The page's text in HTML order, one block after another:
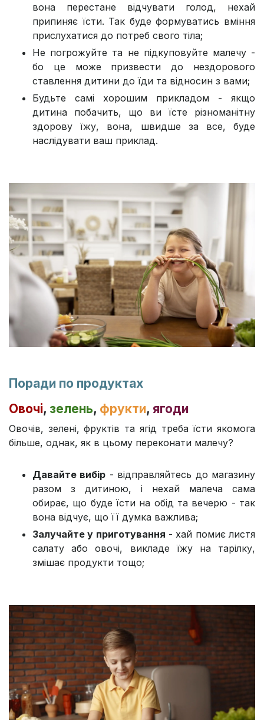
вона перестане відчувати голод, нехай
припиняє їсти. Так буде формуватись вміння
прислухатися до потреб свого тіла;
Не погрожуйте та не підкуповуйте малечу -
бо це може призвести до нездорового
ставлення дитини до їди та відносин з вами;
Будьте самі хорошим прикладом - якщо
дитина побачить, що ви їсте різноманітну
здорову їжу, вона, швидше за все, буде
наслідувати ваш приклад.
Поради по продуктах
Овочі, зелень, фрукти, ягоди
Овочів, зелені, фруктів та ягід треба їсти якомога
більше, однак, як в цьому переконати малечу?
Давайте вибір - відправляйтесь до магазину
разом з дитиною, і нехай малеча сама
обирає, що буде їсти на обід та вечерю - так
вона відчує, що її думка важлива;
Залучайте у приготування - хай помиє листя
салату або овочі, викладе їжу на тарілку,
змішає продукти тощо;